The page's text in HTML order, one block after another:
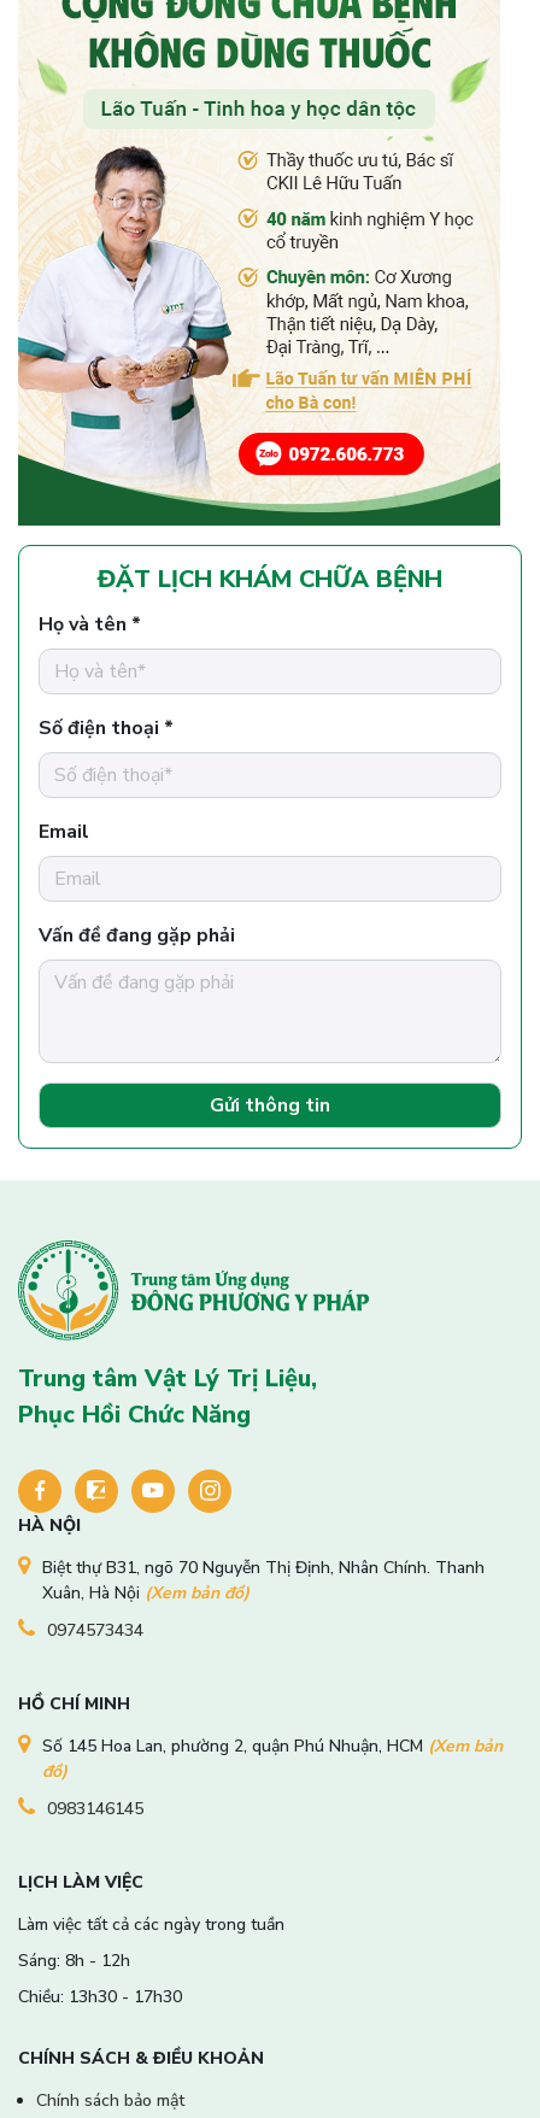
ĐẶT LỊCH KHÁM CHỮA BỆNH
Họ và tên *
Số điện thoại *
Email
Vấn đề đang gặp phải
Gửi thông tin
Trung tâm Vật Lý Trị Liệu,
Phục Hồi Chức Năng
HÀ NỘI
Biệt thự B31, ngõ 70 Nguyễn Thị Định, Nhân Chính. Thanh
Xuân, Hà Nội (Xem bản đồ)
0974573434
HỒ CHÍ MINH
Số 145 Hoa Lan, phường 2, quận Phú Nhuận, HCM (Xem bản
đồ)
0983146145
LỊCH LÀM VIỆC
Làm việc tất cả các ngày trong tuần
Sáng: 8h - 12h
Chiều: 13h30 - 17h30
CHÍNH SÁCH & ĐIỀU KHOẢN
Chính sách bảo mật